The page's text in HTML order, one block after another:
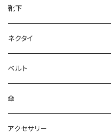
靴下
ネクタイ
ベルト
傘
アクセサリー